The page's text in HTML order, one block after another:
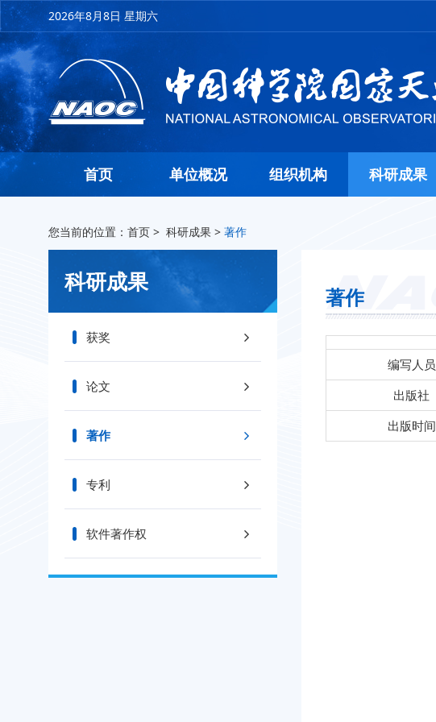
2026年8月8日 星期六
首页 单位概况 组织机构 科研成果
您当前的位置： 首页 > 科研成果 > 著作
科研成果
获奖
论文
著作
专利
软件著作权
著作
编写人员
出版社
出版时间